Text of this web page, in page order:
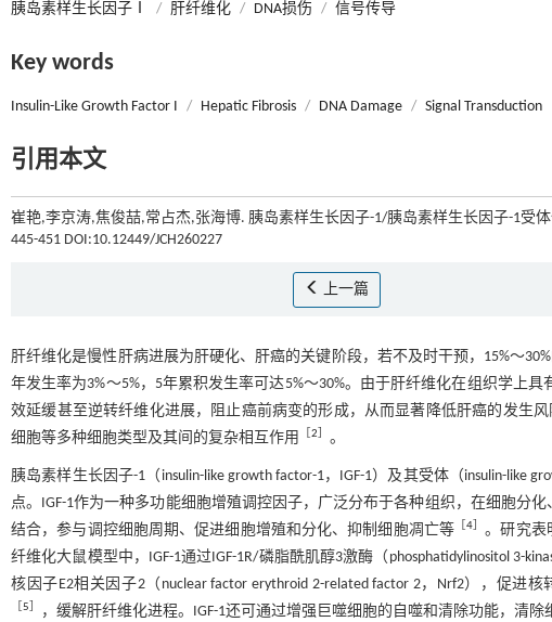
胰岛素样生长因子Ⅰ / 肝纤维化 / DNA损伤 / 信号传导
Key words
Insulin-Like Growth Factor I / Hepatic Fibrosis / DNA Damage / Signal Transduction
引用本文
崔艳,李京涛,焦俊喆,常占杰,张海博. 胰岛素样生长因子-1/胰岛素样生长因子-1受
445-451 DOI:10.12449/JCH260227
上一篇
肝纤维化是慢性肝病进展为肝硬化、肝癌的关键阶段，若不及时干预，15%～
年发生率为3%～5%，5年累积发生率可达5%～30%。由于肝纤维化在组织学上具
效延缓甚至逆转纤维化进展，阻止癌前病变的形成，从而显著降低肝癌的发生
细胞等多种细胞类型及其间的复杂相互作用
2 。
胰岛素样生长因子-1（insulin-like growth factor-1，IGF-1）及其受体（insulin-like
点。IGF-1作为一种多功能细胞增殖调控因子，广泛分布于各种组织，在细胞分
结合，参与调控细胞周期、促进细胞增殖和分化、抑制细胞凋亡等 ［4 。研究表
纤维化大鼠模型中，IGF-1通过IGF-1R/磷脂酰肌醇3激酶（phosphatidylinositol 3-
核因子E2相关因子2（nuclear factor erythroid 2-related factor 2，Nrf2），促
5 ，缓解肝纤维化进程。IGF-1还可通过增强巨噬细胞的自噬和清除功能，清